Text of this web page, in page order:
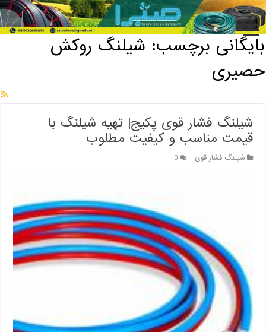
خانه / بایگانی برچسب: شیلنگ روکش حصیری
بایگانی برچسب: شیلنگ روکش
حصیری
شیلنگ فشار قوی پکیج| تهیه شیلنگ با
قیمت مناسب و کیفیت مطلوب
شیلنگ فشار قوی 0